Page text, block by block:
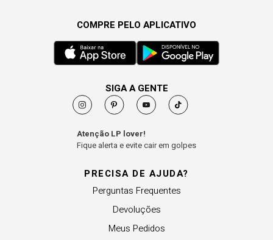
PRECISA DE AJUDA?
Perguntas Frequentes
Devoluções
Meus Pedidos
COMPRE PELO APLICATIVO
SIGA A GENTE
Atenção LP lover!
Fique alerta e evite cair em golpes